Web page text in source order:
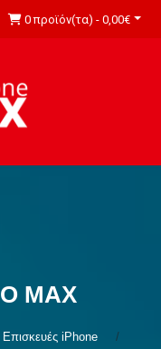
0 προϊόν(τα) - 0,00€
MAX
Επισκευές iPhone